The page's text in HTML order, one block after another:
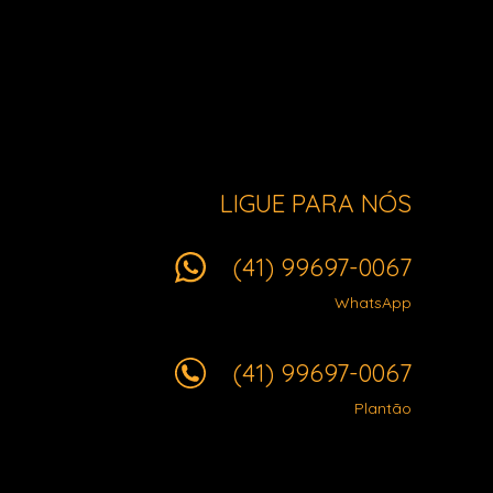
LIGUE PARA NÓS
(41) 99697-0067
WhatsApp
(41) 99697-0067
Plantão